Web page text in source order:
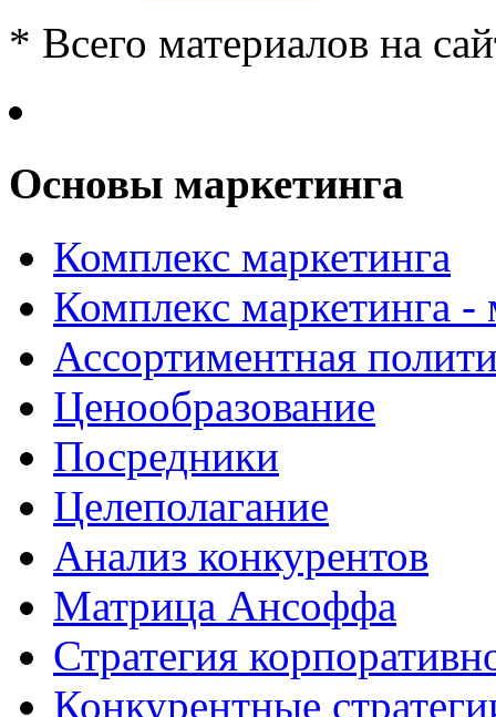
* Всего материалов на
Основы маркетинга
Комплекс маркетинга
Комплекс маркетинга
Ассортиментная
Ценообразование
Посредники
Целеполагание
Анализ конкурентов
Матрица Ансоффа
Стратегия
Конкурентные